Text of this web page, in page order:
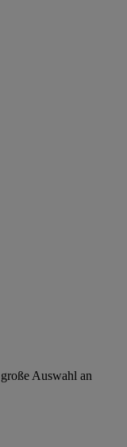
Auswahl an